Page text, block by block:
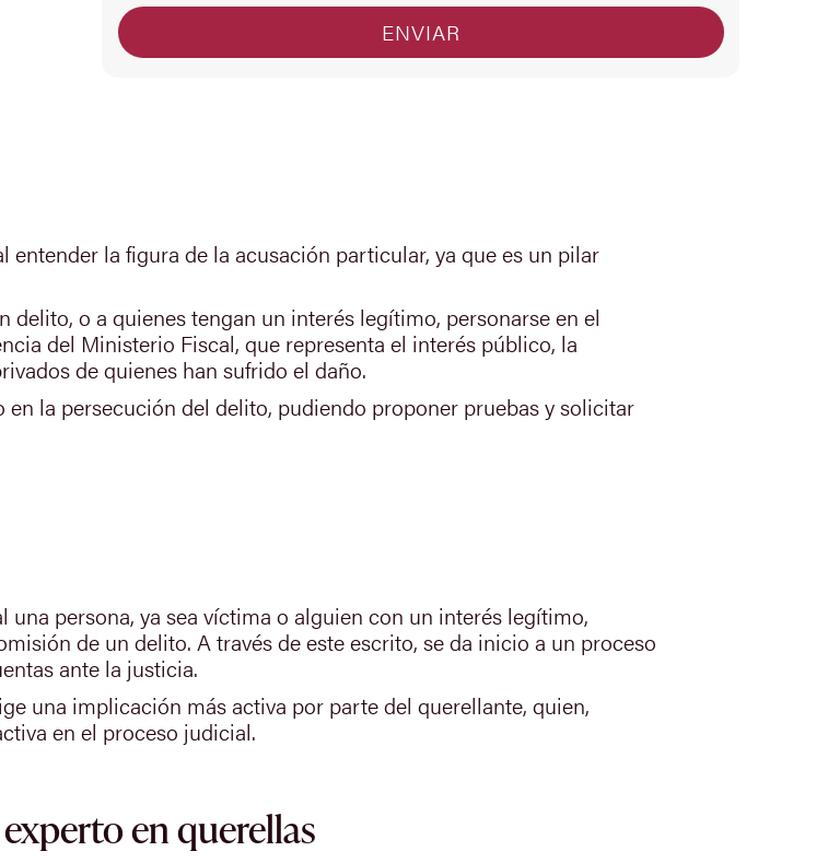
la figura de la acusación particular, ya que es un pilar
o a quienes tengan un interés legítimo, personarse en el
del Ministerio Fiscal, que representa el interés público, la
de quienes han sufrido el daño.
la persecución del delito, pudiendo proponer pruebas y solicitar
persona, ya sea víctima o alguien con un interés legítimo,
de un delito. A través de este escrito, se da inicio a un proceso
ante la justicia.
una implicación más activa por parte del querellante, quien,
en el proceso judicial.
en querellas